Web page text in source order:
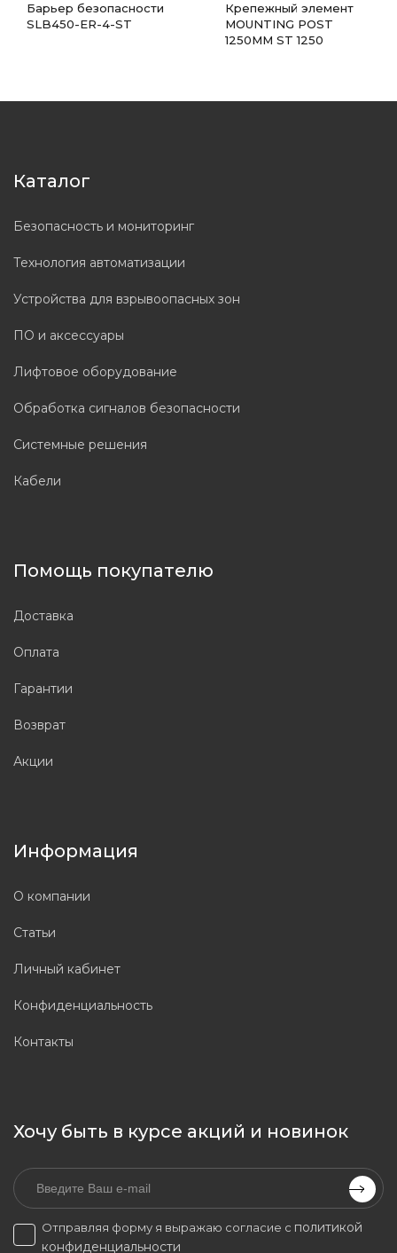
Барьер безопасности
SLB450-ER-4-ST
Крепежный элемент
MOUNTING POST
1250MM ST 1250
Каталог
Безопасность и мониторинг
Технология автоматизации
Устройства для взрывоопасных зон
ПО и аксессуары
Лифтовое оборудование
Обработка сигналов безопасности
Системные решения
Кабели
Помощь покупателю
Доставка
Оплата
Гарантии
Возврат
Акции
Информация
О компании
Статьи
Личный кабинет
Конфиденциальность
Контакты
Хочу быть в курсе акций и новинок
Отправляя форму я выражаю согласие с политикой
конфиденциальности